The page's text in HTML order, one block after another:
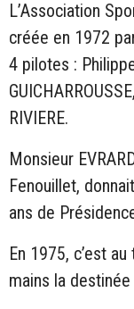
L’Association
créée en 1972
4 pilotes :
RIVIERE.
Monsieur
Fenouillet,
ans de
En 1975, c’est
mains la